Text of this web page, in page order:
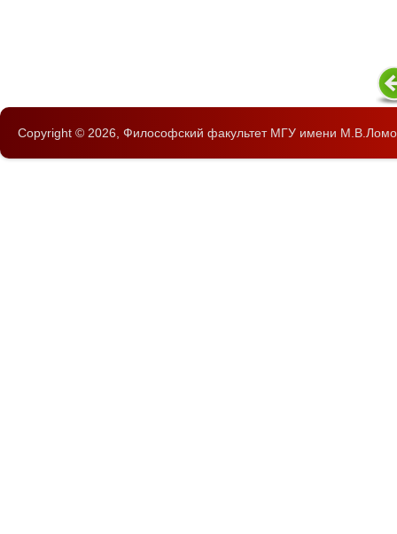
Copyright © 2026, Философский факультет МГУ имени